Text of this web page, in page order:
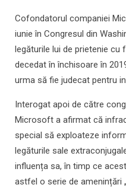
Cofondatorul companiei
iunie în Congresul din
legăturile lui de prietenie
decedat în închisoare în
urma să fie judecat pentru
Interogat apoi de către
Microsoft a afirmat că
special să exploateze
legăturile sale
influența sa, în timp ce
astfel o serie de amenințări